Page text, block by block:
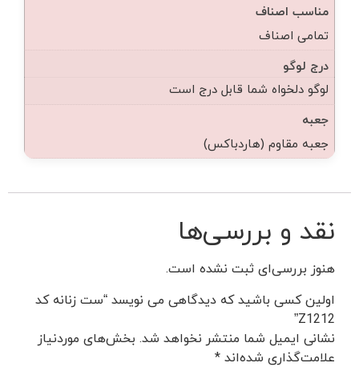
مناسب اصناف
تمامی اصناف
درج لوگو
لوگو دلخواه شما قابل درج است
جعبه
جعبه مقاوم (هاردباکس)
نقد و بررسی‌ها
هنوز بررسی‌ای ثبت نشده است.
اولین کسی باشید که دیدگاهی می نویسد “ست زنانه کد
Z1212”
نشانی ایمیل شما منتشر نخواهد شد. بخش‌های موردنیاز
علامت‌گذاری شده‌اند*